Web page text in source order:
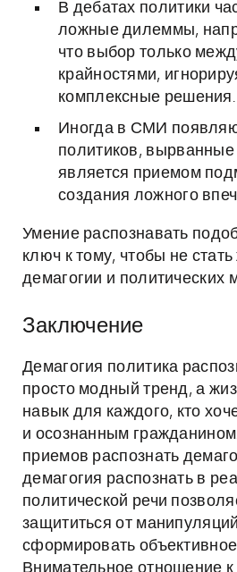
В дебатах политики
ложные дилеммы,
что выбор только
крайностями,
комплексные решения.
Иногда в СМИ
политиков, вырванные
является приемом
создания ложного
Умение распознавать
ключ к тому, чтобы не
демагогии и политических
Заключение
Демагогия политика
просто модный тренд, а
навык для каждого, кто
и осознанным
приемов распознать
демагогия распознать в
политической речи
защититься от
сформировать
Внимательное отношение к